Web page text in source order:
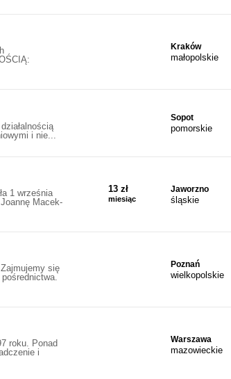
Kraków
małopolskie
i nie...
Sopot
pomorskie
1 września
Macek-
13 zł
miesiąc
Jaworzno
śląskie
się
Poznań
wielkopolskie
roku. Ponad
i
Warszawa
mazowieckie